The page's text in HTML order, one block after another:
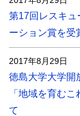
第17回レスキュ
ーション賞を受
2017年8月29日
徳島大学大学開
「地域を育む
て